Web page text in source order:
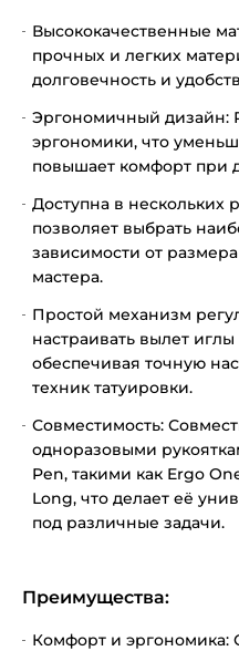
Высококачественные
прочных и легких
долговечность и
Эргономичный дизайн:
эргономики, что
повышает комфорт при
Доступна в нескольких
позволяет выбрать
зависимости от
мастера.
Простой механизм
настраивать вылет
обеспечивая точную
техник татуировки.
Совместимость:
одноразовыми
Pen, такими как Ergo
Long, что делает её
под различные задачи.
Преимущества:
Комфорт и эргономика: